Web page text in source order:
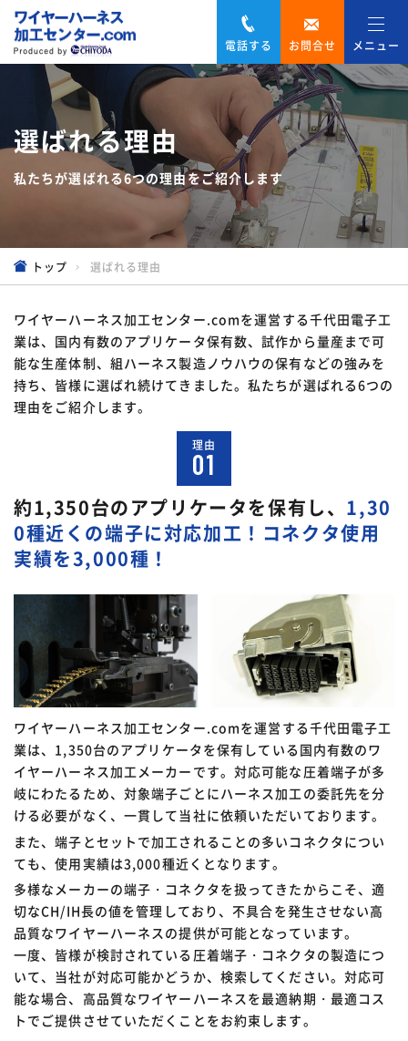
電話する お問合せ メニュー
選ばれる理由
私たちが選ばれる6つの理由をご紹介します
トップ 選ばれる理由
ワイヤーハーネス加工センター.comを運営する千代田電子工
業は、国内有数のアプリケータ保有数、試作から量産まで可
能な生産体制、組ハーネス製造ノウハウの保有などの強みを
持ち、皆様に選ばれ続けてきました。私たちが選ばれる6つの
理由をご紹介します。
理由
01
約1,350台のアプリケータを保有し、 1,30
0種近くの端子に対応加工！コネクタ使用
実績を3,000種！
ワイヤーハーネス加工センター.comを運営する千代田電子工
業は、1,350台のアプリケータを保有している国内有数のワ
イヤーハーネス加工メーカーです。対応可能な圧着端子が多
岐にわたるため、対象端子ごとにハーネス加工の委託先を分
ける必要がなく、一貫して当社に依頼いただいております。
また、端子とセットで加工されることの多いコネクタについ
ても、使用実績は3,000種近くとなります。
多様なメーカーの端子・コネクタを扱ってきたからこそ、適
切なCH/IH長の値を管理しており、不具合を発生させない高
品質なワイヤーハーネスの提供が可能となっています。
一度、皆様が検討されている圧着端子・コネクタの製造につ
いて、当社が対応可能かどうか、検索してください。対応可
能な場合、高品質なワイヤーハーネスを最適納期・最適コス
トでご提供させていただくことをお約束します。